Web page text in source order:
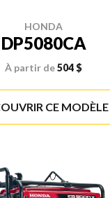
HONDA
DP5080CA
À partir de504 $
CE MODÈLE